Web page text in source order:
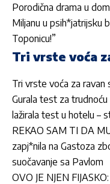
Porodična drama u
Miljanu u psih*jatrijsku
Toponicu!”
Tri vrste voća
Tri vrste voća za ravan
Gurala test za
lažirala test u hotelu –
REKAO SAM TI DA
zapj*nila na Gastoza
suočavanje sa Pavlom
OVO JE NJEN